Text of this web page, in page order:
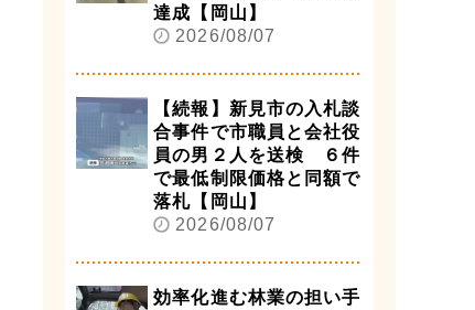
達成【岡山】
2026/08/07
【続報】新見市の入札談
合事件で市職員と会社役
員の男２人を送検 ６件
で最低制限価格と同額で
落札【岡山】
2026/08/07
効率化進む林業の担い手